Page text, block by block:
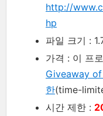
http://
hp
파일 크기 :
가격 : 이 프
Giveaway
한(time-
시간 제한 :